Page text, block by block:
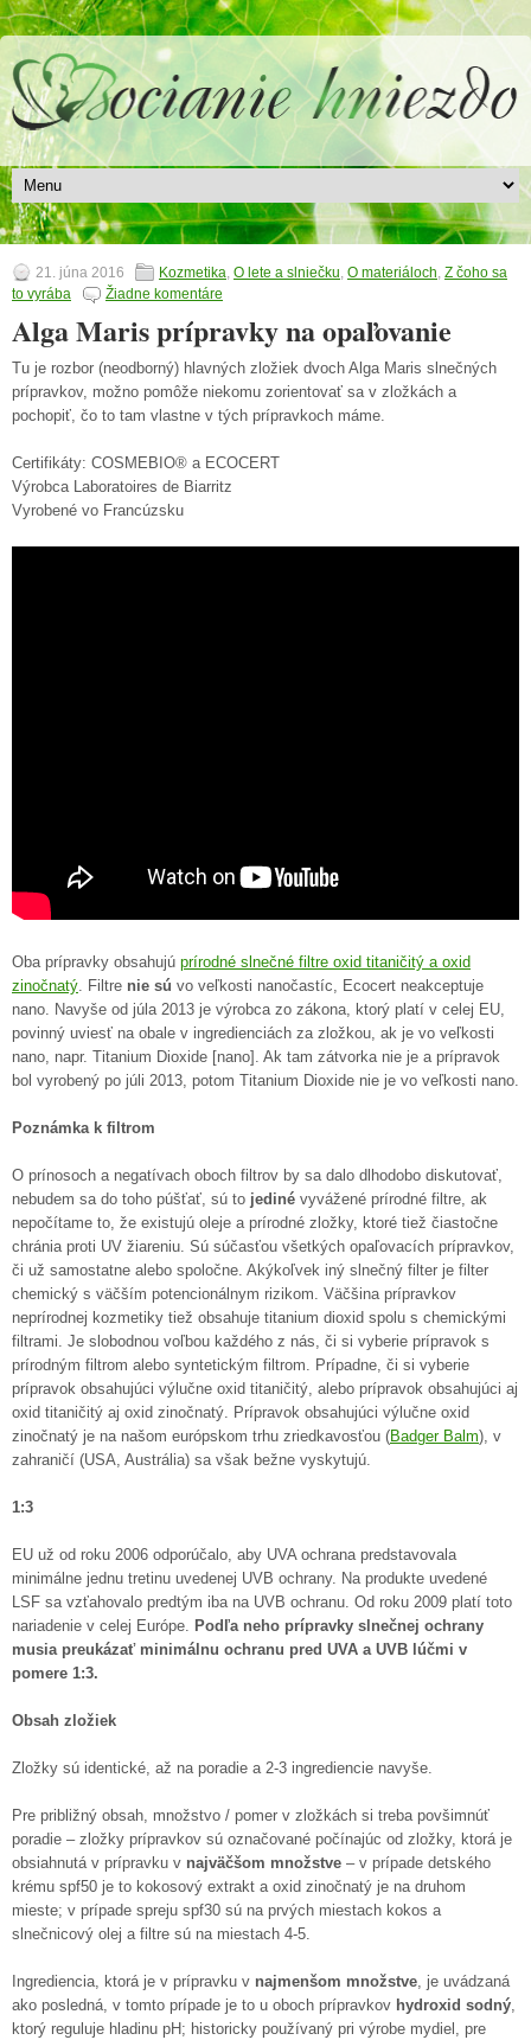
21. júna 2016 Kozmetika O lete a slniečku O materiáloch Z čoho sa
to vyrába
Žiadne komentáre
Alga Maris prípravky na opaľovanie
Tu je rozbor (neodborný) hlavných zložiek dvoch Alga Maris slnečných
prípravkov, možno pomôže niekomu zorientovať sa v zložkách a
pochopiť, čo to tam vlastne v tých prípravkoch máme.
Certifikáty: COSMEBIO® a ECOCERT
Výrobca Laboratoires de Biarritz
Vyrobené vo Francúzsku
Oba prípravky obsahujú prírodné slnečné filtre oxid titaničitý a oxid
zinočnatý . Filtre nie sú vo veľkosti nanočastíc, Ecocert neakceptuje
nano. Navyše od júla 2013 je výrobca zo zákona, ktorý platí v celej EU,
povinný uviesť na obale v ingredienciách za zložkou, ak je vo veľkosti
nano, napr. Titanium Dioxide [nano]. Ak tam zátvorka nie je a prípravok
bol vyrobený po júli 2013, potom Titanium Dioxide nie je vo veľkosti nano.
Poznámka k filtrom
O prínosoch a negatívach oboch filtrov by sa dalo dlhodobo diskutovať,
nebudem sa do toho púšťať, sú to jediné vyvážené prírodné filtre, ak
nepočítame to, že existujú oleje a prírodné zložky, ktoré tiež čiastočne
chránia proti UV žiareniu. Sú súčasťou všetkých opaľovacích prípravkov,
či už samostatne alebo spoločne. Akýkoľvek iný slnečný filter je filter
chemický s väčším potencionálnym rizikom. Väčšina prípravkov
neprírodnej kozmetiky tiež obsahuje titanium dioxid spolu s chemickými
filtrami. Je slobodnou voľbou každého z nás, či si vyberie prípravok s
prírodným filtrom alebo syntetickým filtrom. Prípadne, či si vyberie
prípravok obsahujúci výlučne oxid titaničitý, alebo prípravok obsahujúci aj
oxid titaničitý aj oxid zinočnatý. Prípravok obsahujúci výlučne oxid
zinočnatý je na našom európskom trhu zriedkavosťou (Badger Balm), v
zahraničí (USA, Austrália) sa však bežne vyskytujú.
1:3
EU už od roku 2006 odporúčalo, aby UVA ochrana predstavovala
minimálne jednu tretinu uvedenej UVB ochrany. Na produkte uvedené
LSF sa vzťahovalo predtým iba na UVB ochranu. Od roku 2009 platí toto
nariadenie v celej Európe. Podľa neho prípravky slnečnej ochrany
musia preukázať minimálnu ochranu pred UVA a UVB lúčmi v
pomere 1:3.
Obsah zložiek
Zložky sú identické, až na poradie a 2-3 ingrediencie navyše.
Pre približný obsah, množstvo / pomer v zložkách si treba povšimnúť
poradie – zložky prípravkov sú označované počínajúc od zložky, ktorá je
obsiahnutá v prípravku v najväčšom množstve – v prípade detského
krému spf50 je to kokosový extrakt a oxid zinočnatý je na druhom
mieste; v prípade spreju spf30 sú na prvých miestach kokos a
slnečnicový olej a filtre sú na miestach 4-5.
Ingrediencia, ktorá je v prípravku v najmenšom množstve , je uvádzaná
ako posledná, v tomto prípade je to u oboch prípravkov hydroxid sodný
ktorý reguluje hladinu pH; historicky používaný pri výrobe mydiel, pre